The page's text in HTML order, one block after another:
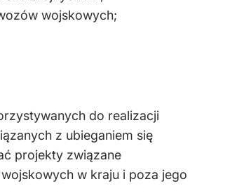
wojskowych;
do realizacji
z ubieganiem się
projekty związane
w kraju i poza jego